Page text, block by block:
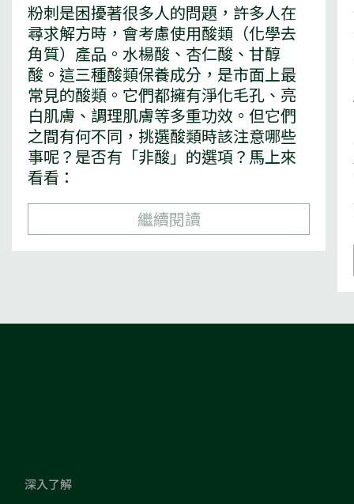
粉刺是困擾著很多人的問題，許多人在
尋求解方時，會考慮使用酸類（化學去
角質）產品。水楊酸、杏仁酸、甘醇
酸。這三種酸類保養成分，是市面上最
常見的酸類。它們都擁有淨化毛孔、亮
白肌膚、調理肌膚等多重功效。但它們
之間有何不同，挑選酸類時該注意哪些
事呢？是否有「非酸」的選項？馬上來
看看：
繼續閱讀
深入了解